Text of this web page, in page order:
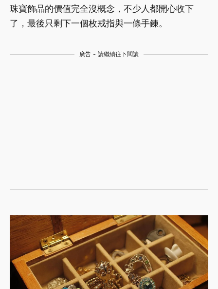
珠寶飾品的價值完全沒概念，不少人都開心收下
了，最後只剩下一個枚戒指與一條手鍊。
廣告 - 請繼續往下閱讀